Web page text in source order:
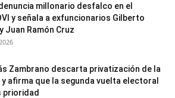
millonario desfalco en el
y señala a exfuncionarios Gilberto
Juan Ramón Cruz
Zambrano descarta privatización de la
y afirma que la segunda vuelta electoral
prioridad